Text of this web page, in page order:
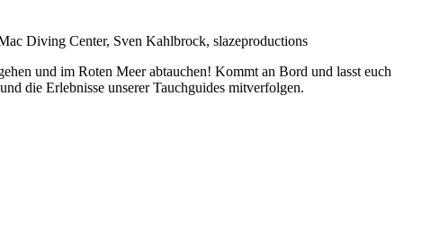
Diving Center, Sven Kahlbrock, slazeproductions
und im Roten Meer abtauchen! Kommt an Bord und lasst euch
die Erlebnisse unserer Tauchguides mitverfolgen.